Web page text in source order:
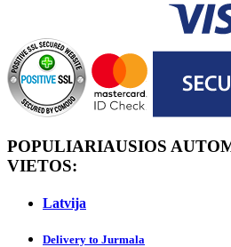
POPULIARIAUSIOS
VIETOS:
Latvija
Delivery to Jurmalа